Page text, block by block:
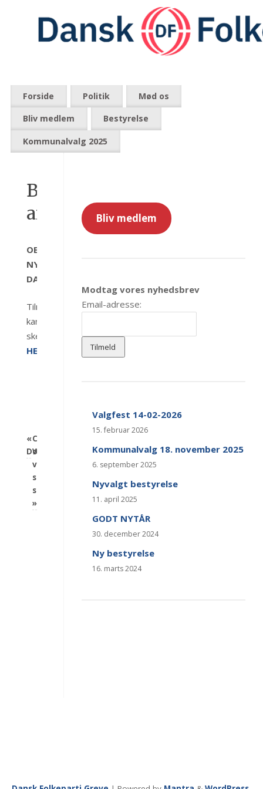
Forside Politik Mød os
Bliv medlem Bestyrelse
Kommunalvalg 2025
Banko-
arrangement
OBS!!
NY
DATO!!
Tilmelding
kan
ske
HER
«
Dødsfald
Casper
Wayert
valgt
som
spidskandidat
»
Bliv medlem
Modtag vores nyhedsbrev
Email-adresse:
Valgfest 14-02-2026
15. februar 2026
Kommunalvalg 18. november 2025
6. september 2025
Nyvalgt bestyrelse
11. april 2025
GODT NYTÅR
30. december 2024
Ny bestyrelse
16. marts 2024